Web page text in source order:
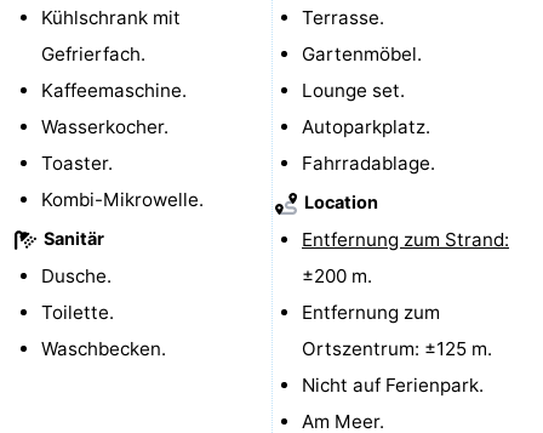
Natur
Oosterschelde
Burgh
-
Kop
Schouwen
-
Natur
-
Kühlschrank mit
Gefrierfach.
Kaffeemaschine.
Wasserkocher.
Toaster.
Kombi-Mikrowelle.
Sanitär
Dusche.
Toilette.
Waschbecken.
Terrasse.
Gartenmöbel.
Lounge set.
Autoparkplatz.
Fahrradablage.
Location
Entfernung zum Strand:
±200 m.
Entfernung zum
Ortszentrum: ±125 m.
Nicht auf Ferienpark.
Am Meer.